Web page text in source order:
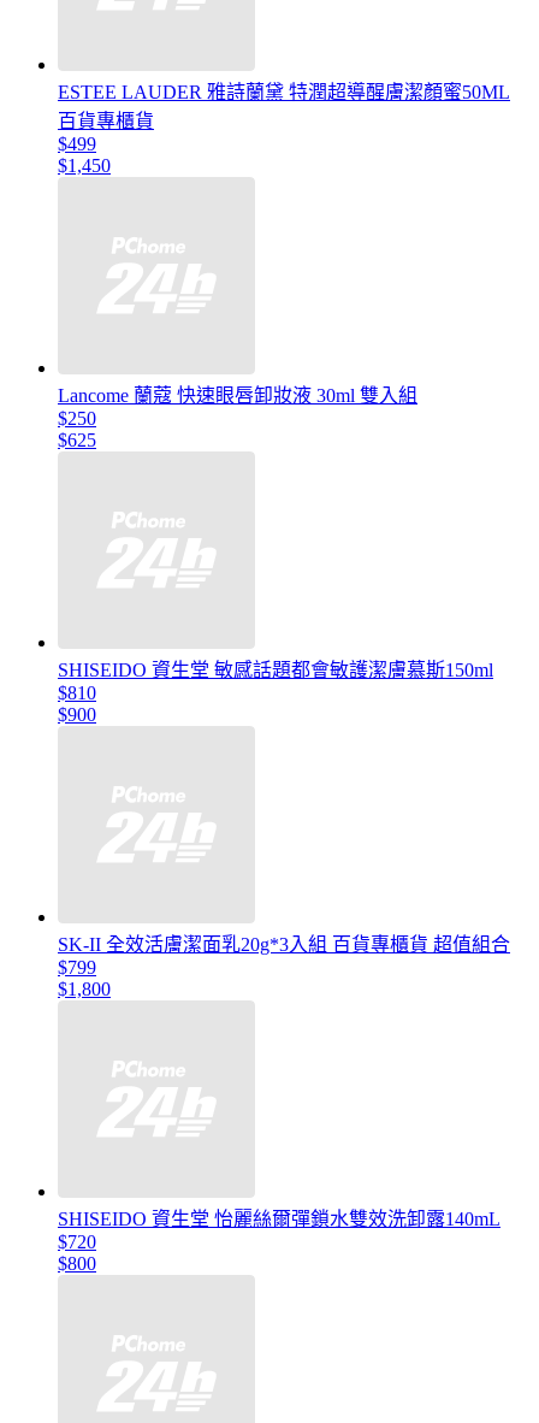
ESTEE LAUDER 雅詩蘭黛 特潤超導醒膚潔顏蜜50ML
百貨專櫃貨
$499
$1,450
Lancome 蘭蔻 快速眼唇卸妝液 30ml 雙入組
$250
$625
SHISEIDO 資生堂 敏感話題都會敏護潔膚慕斯150ml
$810
$900
SK-II 全效活膚潔面乳20g*3入組 百貨專櫃貨 超值組合
$799
$1,800
SHISEIDO 資生堂 怡麗絲爾彈鎖水雙效洗卸露140mL
$720
$800